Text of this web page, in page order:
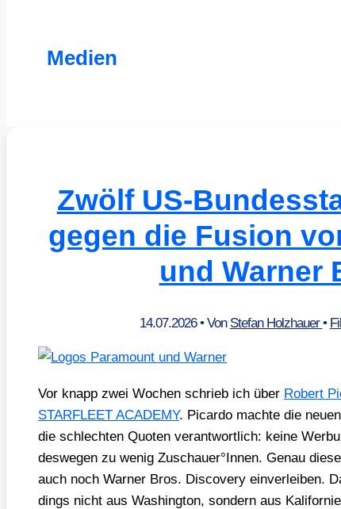
Medien
Zwölf US-
gegen die Fusion
und Warner
14.07.2026• Von Stefan Holzhauer•
Vor knapp zwei Wochen schrieb ich über Robert
STARFLEET ACADEMY. Picar­do mach­te die
die schlech­ten Quo­ten ver­ant­wort­lich: kei­ne
des­we­gen zu wenig Zuschauer°Innen. Genau
auch noch War­ner Bros. Dis­co­very ein­ver­lei­ben.
dings nicht aus Washing­ton, son­dern aus